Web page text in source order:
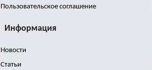
Пользовательское соглашение
Информация
Новости
Статьи